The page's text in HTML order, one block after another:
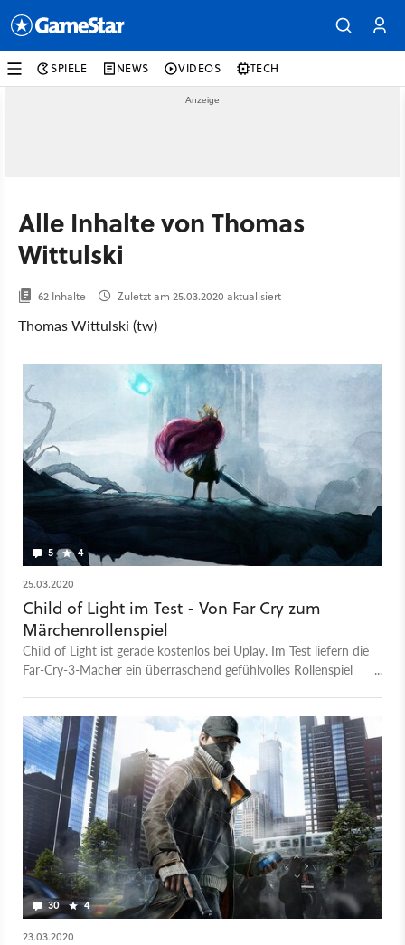
SPIELE NEWS VIDEOS TECH
Alle Inhalte von Thomas
Wittulski
62 Inhalte Zuletzt am 25.03.2020 aktualisiert
Thomas Wittulski (tw)
5 4
25.03.2020
Child of Light im Test - Von Far Cry zum
Märchenrollenspiel
Child of Light ist gerade kostenlos bei Uplay. Im Test liefern die
Far-Cry-3-Macher ein überraschend gefühlvolles Rollenspiel
30 4
23.03.2020